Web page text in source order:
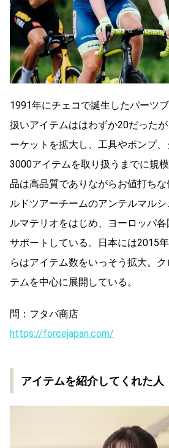
1991年にチェコで誕生したパーツ
扱いアイテムははわずか20だった
ーケットを拡大し、工具やポンプ
3000アイテムを取り扱うまでに規
品は高品質でありながらお値打ち
ルドツアーチームのアンテルマル
ルマテリオをはじめ、ヨーロッパ
サポートしている。日本には2015
らはアイテム数をいっそう拡大。
テムを中心に展開している。
問：フタバ商店
https://forcejapan.com/
アイテムを紹介してくれた